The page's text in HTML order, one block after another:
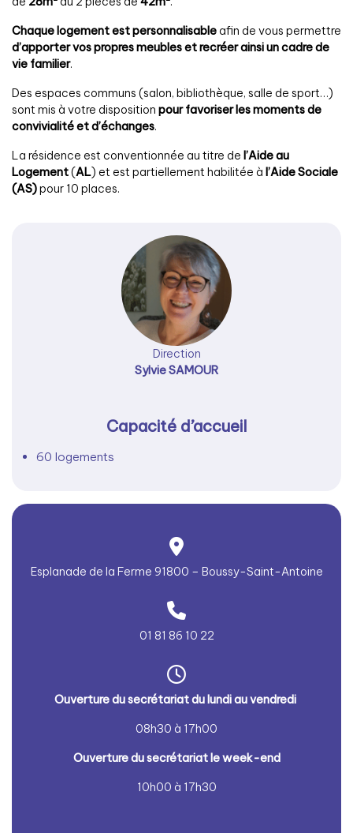
Chaque logement est personnalisable afin de vous permettre
d’apporter vos propres meubles et recréer ainsi un cadre de
vie familier.
Des espaces communs (salon, bibliothèque, salle de sport…)
sont mis à votre disposition pour favoriser les moments de
convivialité et d’échanges.
La résidence est conventionnée au titre de l’Aide au
Logement(AL) et est partiellement habilitée à l’Aide Sociale
(AS)pour 10 places.
Direction
Sylvie SAMOUR
Capacité d’accueil
60 logements
Esplanade de la Ferme 91800 – Boussy-Saint-Antoine
01 81 86 10 22
Ouverture du secrétariat du lundi au vendredi
08h30 à 17h00
Ouverture du secrétariat le week-end
10h00 à 17h30